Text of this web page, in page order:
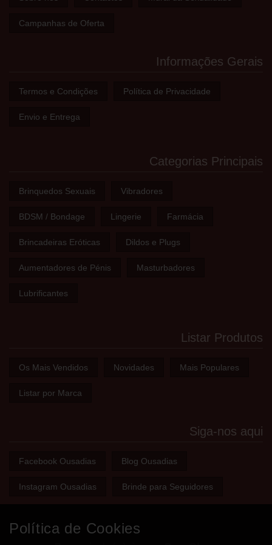
Campanhas de Oferta
Informações Gerais
Termos e Condições Política de Privacidade
Envio e Entrega
Categorias Principais
Brinquedos Sexuais Vibradores
BDSM / Bondage Lingerie Farmácia
Brincadeiras Eróticas Dildos e Plugs
Aumentadores de Pénis Masturbadores
Lubrificantes
Listar Produtos
Os Mais Vendidos Novidades Mais Populares
Listar por Marca
Siga-nos aqui
Facebook Ousadias Blog Ousadias
Instagram Ousadias Brinde para Seguidores
Política de Cookies